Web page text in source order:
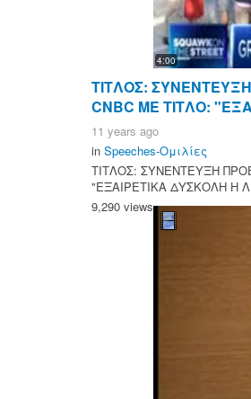
4:00
ΤΙΤΛΟΣ:
CNBC ΜΕ ΤΙΤΛΟ:
11 years ago
in Speeches-Ομιλίες
ΤΙΤΛΟΣ: ΣΥΝΕΝΤΕΥΞΗ
"ΕΞΑΙΡΕΤΙΚΑ ΔΥΣΚΟΛΗ Η
9,290 views